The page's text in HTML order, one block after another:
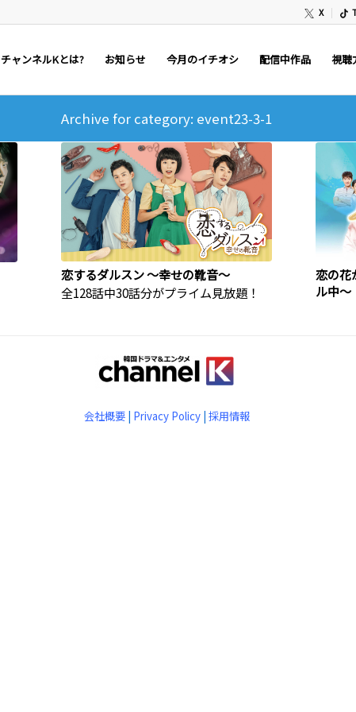
X
チャンネルKとは? お知らせ 今月のイチオシ 配信中作品 視聴
Archive for category: event23-3-1
恋するダルスン ～幸せの靴音～
全128話中30話分がプライム見放題！
恋の花
ル中～
会社概要 | Privacy Policy | 採用情報